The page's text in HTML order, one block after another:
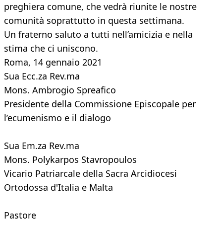
preghiera comune, che vedrà riunite le nostre
comunità soprattutto in questa settimana.
Un fraterno saluto a tutti nell’amicizia e nella
stima che ci uniscono.
Roma, 14 gennaio 2021
Sua Ecc.za Rev.ma
Mons. Ambrogio Spreafico
Presidente della Commissione Episcopale per
l’ecumenismo e il dialogo
Sua Em.za Rev.ma
Mons. Polykarpos Stavropoulos
Vicario Patriarcale della Sacra Arcidiocesi
Ortodossa d'Italia e Malta
Pastore